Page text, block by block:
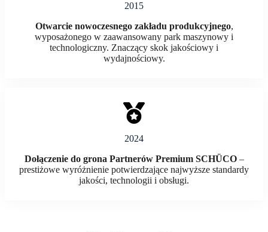
2015
Otwarcie nowoczesnego zakładu produkcyjnego,
wyposażonego w zaawansowany park maszynowy i
technologiczny. Znaczący skok jakościowy i
wydajnościowy.
2024
Dołączenie do grona Partnerów Premium SCHÜCO–
prestiżowe wyróżnienie potwierdzające najwyższe standardy
jakości, technologii i obsługi.